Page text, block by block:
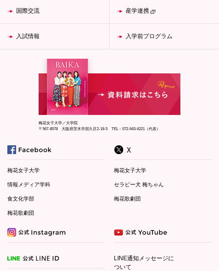
国際交流 産学連携
入試情報 入学前プログラム
梅花女子大学／大学院
〒567-8578 大阪府茨木市宿久庄2-19-5 TEL：072-643-6221（代表）
梅花女子大学
情報メディア学科
食文化学部
梅花歌劇団
梅花女子大学
セラピー犬 梅ちゃん
梅花歌劇団
LINE通知メッセージに
ついて